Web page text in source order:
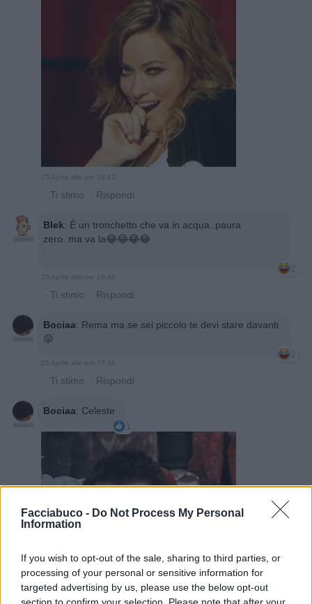
Facciabuco - Do Not Process My Personal
Information
If you wish to opt-out of the sale, sharing to third parties, or
processing of your personal or sensitive information for
targeted advertising by us, please use the below opt-out
section to confirm your selection. Please note that after your
25 Aprile alle ore 16:42
· Ti stimo · Rispondi
Blek: È un tronchetto che va in acqua..paura
zero..ma va la😂😂😂😂
2
25 Aprile alle ore 16:46
· Ti stimo · Rispondi
Bociaa: Rema ma se sei piccolo te devi stare davanti
😜
2
25 Aprile alle ore 17:36
· Ti stimo · Rispondi
Bociaa: Celeste
1
25 Aprile alle ore 17:36